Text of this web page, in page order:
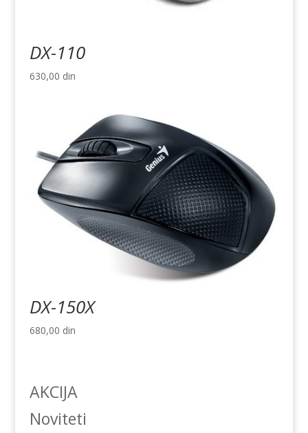
DX-110
630,00 din
DX-150X
680,00 din
AKCIJA
Noviteti